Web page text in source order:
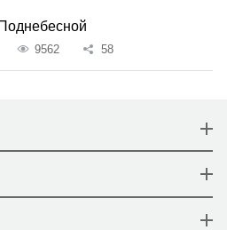
9562 58